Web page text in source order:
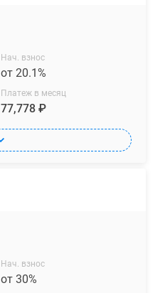
Нач. взнос
от 20.1%
Платеж в месяц
77,778 ₽
Нач. взнос
от 30%